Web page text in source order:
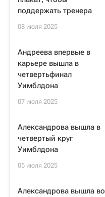
поддержать тренера
08 июля 2025
Андреева впервые в
карьере вышла в
четвертьфинал
Уимблдона
07 июля 2025
Александрова вышла в
четвертый круг
Уимблдона
05 июля 2025
Александрова вышла во